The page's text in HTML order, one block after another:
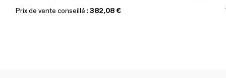
Prix de vente conseillé : 382,08 €